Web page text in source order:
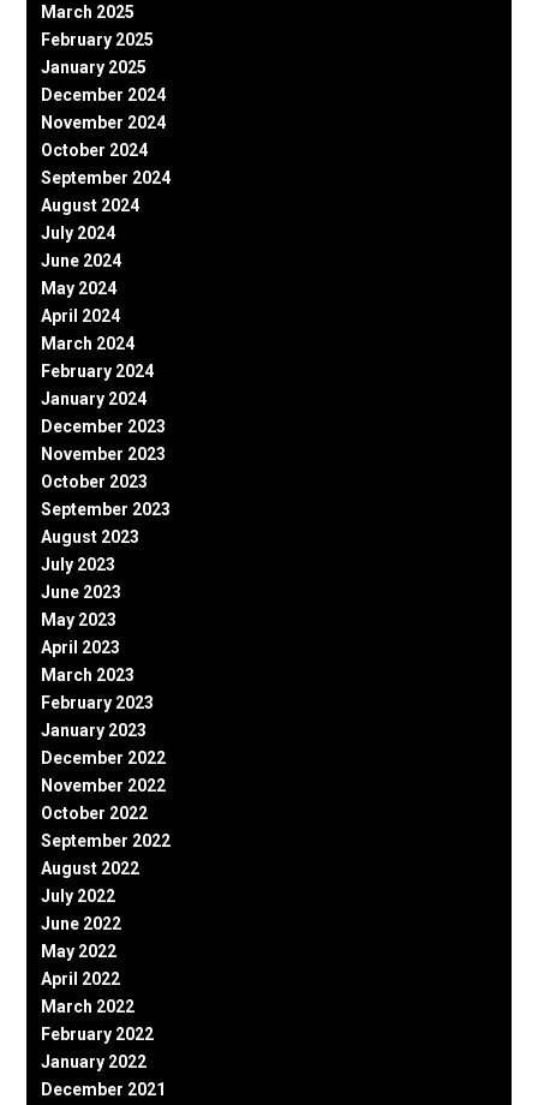
March 2025
February 2025
January 2025
December 2024
November 2024
October 2024
September 2024
August 2024
July 2024
June 2024
May 2024
April 2024
March 2024
February 2024
January 2024
December 2023
November 2023
October 2023
September 2023
August 2023
July 2023
June 2023
May 2023
April 2023
March 2023
February 2023
January 2023
December 2022
November 2022
October 2022
September 2022
August 2022
July 2022
June 2022
May 2022
April 2022
March 2022
February 2022
January 2022
December 2021